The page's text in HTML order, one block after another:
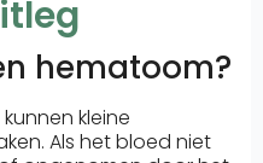
hematoom?
kleine
Als het bloed niet